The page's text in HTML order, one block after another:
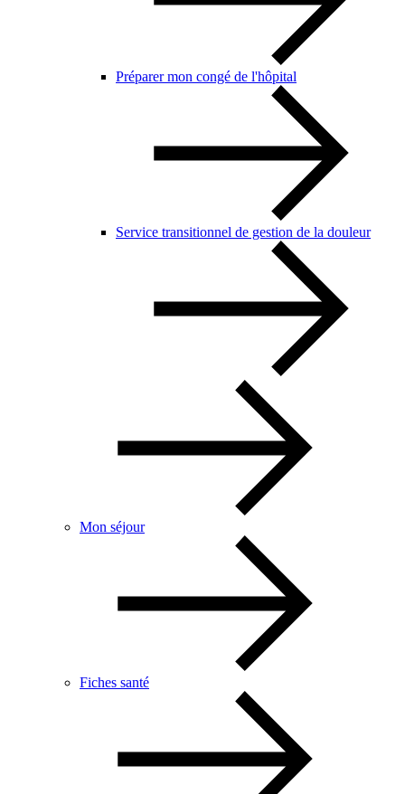
Préparer mon congé de l'hôpital
Service transitionnel de gestion de la douleur
Mon séjour
Fiches santé